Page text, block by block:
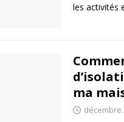
les activités
ma
décembre